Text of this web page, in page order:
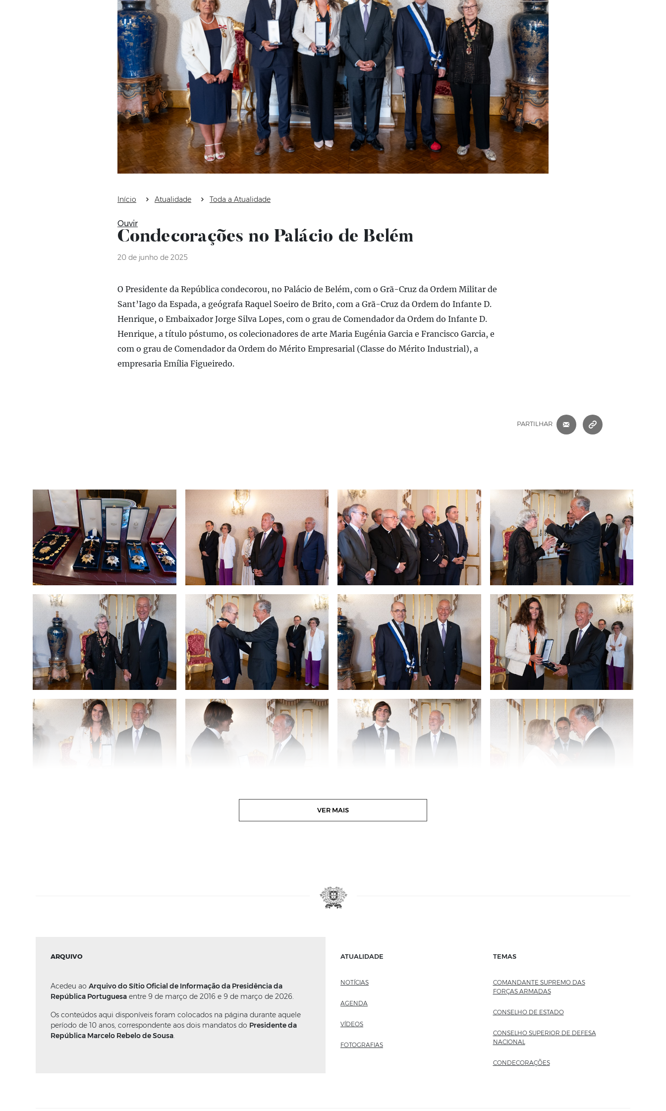
Início Atualidade Toda a Atualidade
Ouvir
Condecorações no Palácio de Belém
20 de junho de 2025
O Presidente da República condecorou, no Palácio de Belém, com o Grã-Cruz da Ordem Militar de
Sant’Iago da Espada, a geógrafa Raquel Soeiro de Brito, com a Grã-Cruz da Ordem do Infante D.
Henrique, o Embaixador Jorge Silva Lopes, com o grau de Comendador da Ordem do Infante D.
Henrique, a título póstumo, os colecionadores de arte Maria Eugénia Garcia e Francisco Garcia, e
com o grau de Comendador da Ordem do Mérito Empresarial (Classe do Mérito Industrial), a
empresaria Emília Figueiredo.
PARTILHAR
CORREIO ELETRÓNICO
VER MAIS
ARQUIVO
Acedeu ao Arquivo do Sítio Oficial de Informação da Presidência da
República Portuguesa entre 9 de março de 2016 e 9 de março de 2026.
Os conteúdos aqui disponíveis foram colocados na página durante aquele
período de 10 anos, correspondente aos dois mandatos do Presidente da
República Marcelo Rebelo de Sousa.
ATUALIDADE
NOTÍCIAS
AGENDA
VÍDEOS
FOTOGRAFIAS
TEMAS
COMANDANTE SUPREMO DAS
FORÇAS ARMADAS
CONSELHO DE ESTADO
CONSELHO SUPERIOR DE DEFESA
NACIONAL
CONDECORAÇÕES